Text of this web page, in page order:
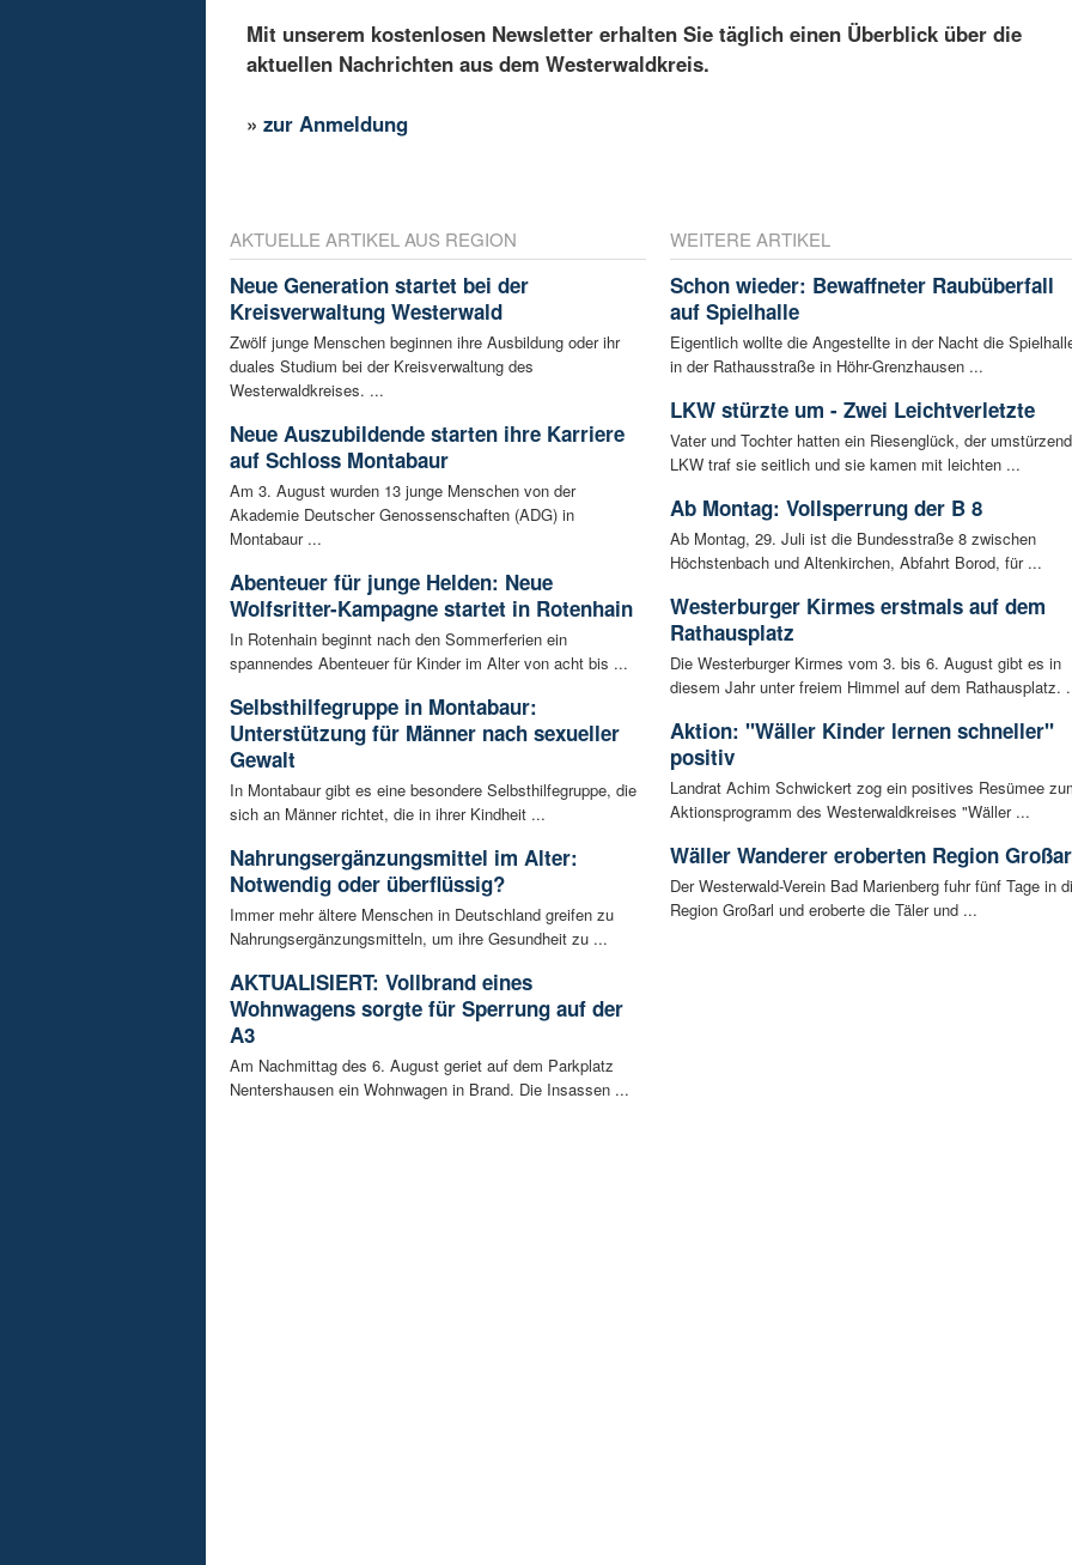
Mit unserem kostenlosen Newsletter erhalten Sie täglich einen Überblick über die
aktuellen Nachrichten aus dem Westerwaldkreis.
»zur Anmeldung
AKTUELLE ARTIKEL AUS REGION
Neue Generation startet bei der
Kreisverwaltung Westerwald
Zwölf junge Menschen beginnen ihre Ausbildung oder ihr
duales Studium bei der Kreisverwaltung des
Westerwaldkreises. ...
Neue Auszubildende starten ihre Karriere
auf Schloss Montabaur
Am 3. August wurden 13 junge Menschen von der
Akademie Deutscher Genossenschaften (ADG) in
Montabaur ...
Abenteuer für junge Helden: Neue
Wolfsritter-Kampagne startet in Rotenhain
In Rotenhain beginnt nach den Sommerferien ein
spannendes Abenteuer für Kinder im Alter von acht bis ...
Selbsthilfegruppe in Montabaur:
Unterstützung für Männer nach sexueller
Gewalt
In Montabaur gibt es eine besondere Selbsthilfegruppe, die
sich an Männer richtet, die in ihrer Kindheit ...
Nahrungsergänzungsmittel im Alter:
Notwendig oder überflüssig?
Immer mehr ältere Menschen in Deutschland greifen zu
Nahrungsergänzungsmitteln, um ihre Gesundheit zu ...
AKTUALISIERT: Vollbrand eines
Wohnwagens sorgte für Sperrung auf der
A3
Am Nachmittag des 6. August geriet auf dem Parkplatz
Nentershausen ein Wohnwagen in Brand. Die Insassen ...
WEITERE ARTIKEL
Schon wieder: Bewaffneter Raubüberfall
auf Spielhalle
Eigentlich wollte die Angestellte in der Nacht die
in der Rathausstraße in Höhr-Grenzhausen ...
LKW stürzte um - Zwei Leichtverletzte
Vater und Tochter hatten ein Riesenglück, der
LKW traf sie seitlich und sie kamen mit leichten ...
Ab Montag: Vollsperrung der B 8
Ab Montag, 29. Juli ist die Bundesstraße 8 zwischen
Höchstenbach und Altenkirchen, Abfahrt Borod, für ...
Westerburger Kirmes erstmals auf dem
Rathausplatz
Die Westerburger Kirmes vom 3. bis 6. August gibt es in
diesem Jahr unter freiem Himmel auf dem Rathausplatz.
Aktion: "Wäller Kinder lernen schneller"
positiv
Landrat Achim Schwickert zog ein positives Resümee
Aktionsprogramm des Westerwaldkreises "Wäller ...
Wäller Wanderer eroberten Region
Der Westerwald-Verein Bad Marienberg fuhr fünf Tage in
Region Großarl und eroberte die Täler und ...